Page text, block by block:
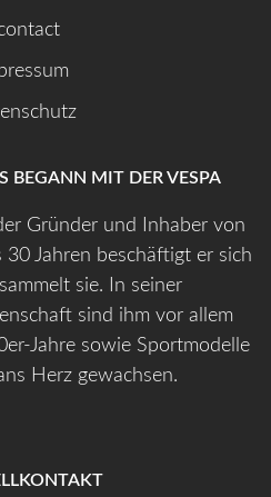
BEGANN MIT DER VESPA
Gründer und Inhaber von
30 Jahren beschäftigt er sich
sie. In seiner
sind ihm vor allem
Jahre sowie Sportmodelle
Herz gewachsen.